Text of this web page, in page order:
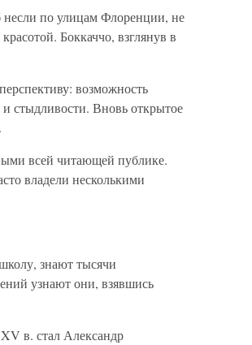
несли по улицам Флоренции, не
Боккаччо, взглянув в
возможность
стыдливости. Вновь открытое
всей читающей публике.
владели несколькими
знают тысячи
узнают они, взявшись
в. стал Александр